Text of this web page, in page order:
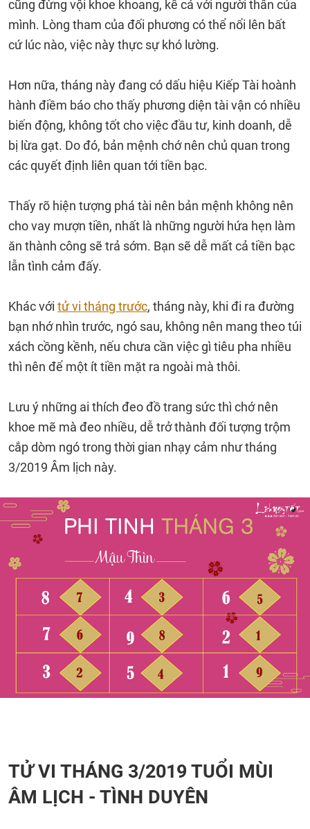
cũng đừng vội khoe khoang, kể cả với người thân của
mình. Lòng tham của đối phương có thể nổi lên bất
cứ lúc nào, việc này thực sự khó lường.
Hơn nữa, tháng này đang có dấu hiệu Kiếp Tài hoành
hành điềm báo cho thấy phương diện tài vận có nhiều
biến động, không tốt cho việc đầu tư, kinh doanh, dễ
bị lừa gạt. Do đó, bản mệnh chớ nên chủ quan trong
các quyết định liên quan tới tiền bạc.
Thấy rõ hiện tượng phá tài nên bản mệnh không nên
cho vay mượn tiền, nhất là những người hứa hẹn làm
ăn thành công sẽ trả sớm. Bạn sẽ dễ mất cả tiền bạc
lẫn tình cảm đấy.
Khác với tử vi tháng trước, tháng này, khi đi ra đường
bạn nhớ nhìn trước, ngó sau, không nên mang theo túi
xách cồng kềnh, nếu chưa cần việc gì tiêu pha nhiều
thì nên để một ít tiền mặt ra ngoài mà thôi.
Lưu ý những ai thích đeo đồ trang sức thì chớ nên
khoe mẽ mà đeo nhiều, dễ trở thành đối tượng trộm
cắp dòm ngó trong thời gian nhạy cảm như tháng
3/2019 Âm lịch này.
TỬ VI THÁNG 3/2019 TUỔI MÙI
ÂM LỊCH - TÌNH DUYÊN